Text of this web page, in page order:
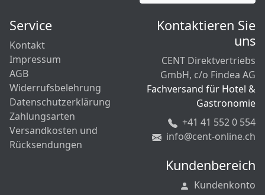
Service
Kontakt
Impressum
AGB
Widerrufsbelehrung
Datenschutzerklärung
Zahlungsarten
Versandkosten und
Rücksendungen
Kontaktieren Sie
uns
CENT Direktvertriebs
GmbH, c/o Findea AG
Fachversand für Hotel &
Gastronomie
+41 41 552 0 554
info@cent-online.ch
Kundenbereich
Kundenkonto